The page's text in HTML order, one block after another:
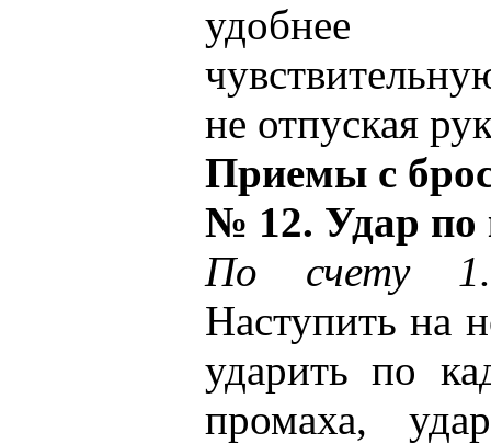
удобнее
не отпуская
Приемы с
№ 12. Удар по
По счету 1.
Наступить на
ударить по
промаха,